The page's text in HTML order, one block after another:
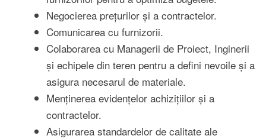
Negocierea prețurilor și a contractelor.
Comunicarea cu furnizorii.
Colaborarea cu Managerii de Proiect, Inginerii
și echipele din teren pentru a defini nevoile și a
asigura necesarul de materiale.
Menținerea evidențelor achizițiilor și a
contractelor.
Asigurarea standardelor de calitate ale